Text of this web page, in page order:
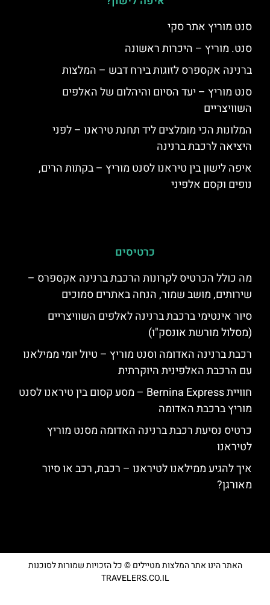
סנט מוריץ אתר סקי
סנט. מוריץ – היכרות ראשונה
ברנינה אקספרס לזוגות בירח דבש – המלצות
סנט מוריץ – יעד הסיום והיהלום של האלפים
השוויצריים
המלונות הכי מומלצים ליד תחנת טיראנו – לפני
היציאה לרכבת ברנינה
איפה לישון בין טיראנו לסנט מוריץ – בקתות הרים,
נופים וקסם אלפיני
כרטיסים
מה כולל הכרטיס לקרונות הרכבת ברנינה אקספרס –
שירותים, מושב שמור, הנחה באתרים סמוכים
סיור אינטימי ברכבת ברנינה לאלפים השוויצריים
(מסלול מורשת אונסק"ו)
רכבת ברנינה האדומה וסנט מוריץ – טיול יומי ממילאנו
עם הרכבת האלפינית היוקרתית
חוויית Bernina Express – מסע קסום בין טיראנו לסנט
מוריץ ברכבת האדומה
כרטיס נסיעת רכבת ברנינה האדומה מסנט מוריץ
לטיראנו
איך להגיע ממילאנו לטיראנו – רכבת, רכב או סיור
מאורגן?
האתר הינו אתר המלצות מטיילים © כל הזכויות שמורות לסוכנות
TRAVELERS.CO.IL